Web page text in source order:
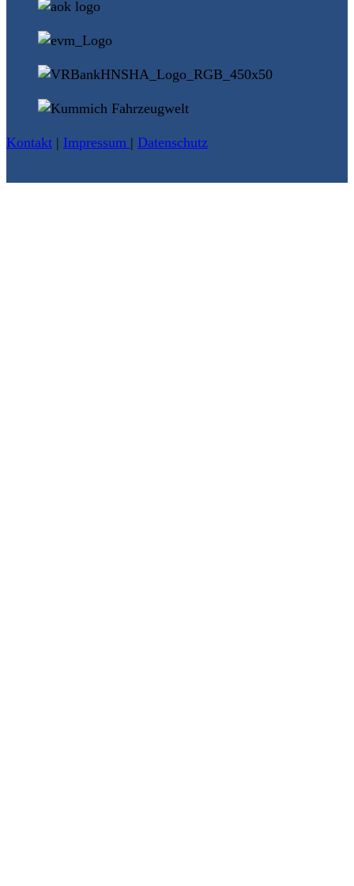
Kontakt | Impressum | Datenschutz